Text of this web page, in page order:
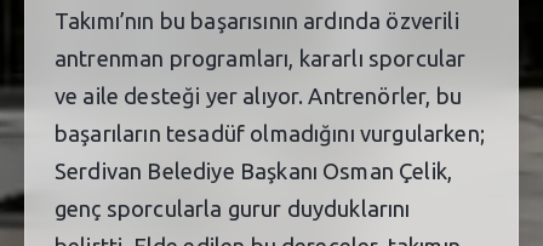
Takımı’nın bu başarısının ardında özverili
antrenman programları, kararlı sporcular
ve aile desteği yer alıyor. Antrenörler, bu
başarıların tesadüf olmadığını vurgularken;
Serdivan Belediye Başkanı Osman Çelik,
genç sporcularla gurur duyduklarını